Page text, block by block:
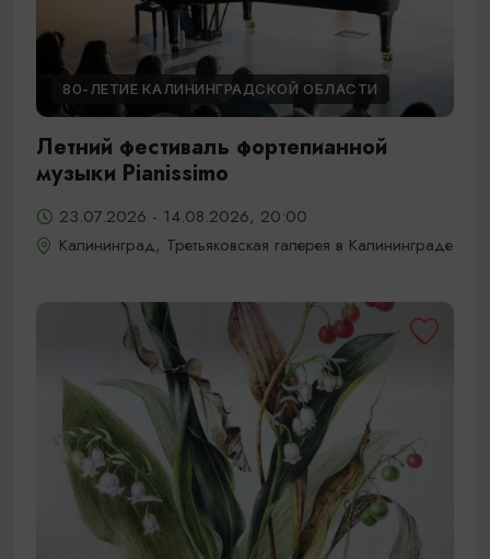
80-ЛЕТИЕ КАЛИНИНГРАДСКОЙ ОБЛАСТИ
Летний фестиваль фортепианной
музыки Pianissimo
23.07.2026 - 14.08.2026, 20:00
Калининград, Третьяковская галерея в Калининграде